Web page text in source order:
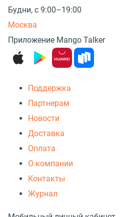
Будни, с 9:00–19:00
Москва
Приложение Mango Talker
Поддержка
Партнерам
Новости
Доставка
Оплата
О компании
Контакты
Журнал